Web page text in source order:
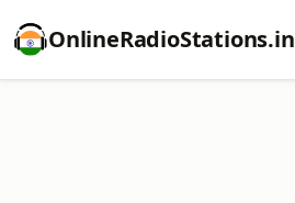
OnlineRadioStations.in